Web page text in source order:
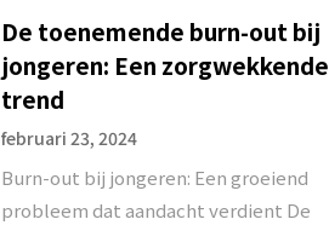
De toenemende burn-out bij
jongeren: Een zorgwekkende
trend
februari 23, 2024
Burn-out bij jongeren: Een groeiend
probleem dat aandacht verdient De